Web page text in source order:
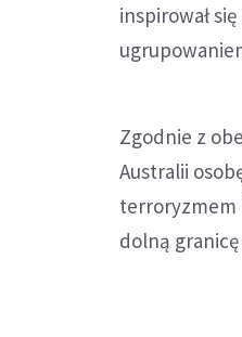
inspirował
Zgodnie z
Australii
terroryzmem
dolną